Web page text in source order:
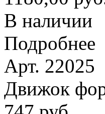
В наличии
Подробнее
Арт. 22025
Движок